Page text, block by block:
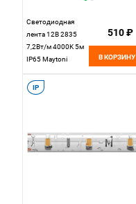
Светодиодная
лента 12В 2835
7,2Вт/м 4000K 5м
IP65 Maytoni
20005, цена за
метр, катушкой по
510 ₽
В КОРЗИНУ
IP